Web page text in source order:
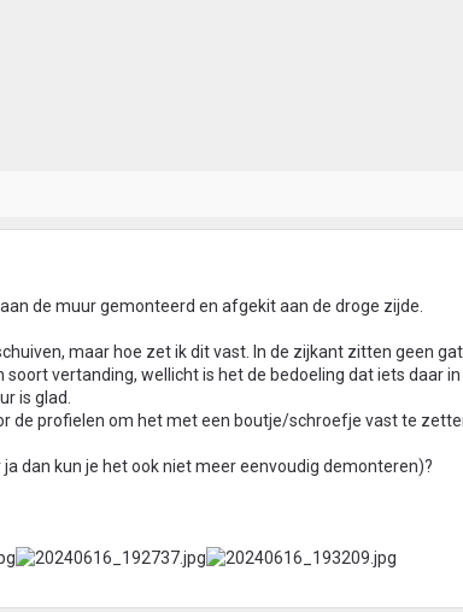
de muur gemonteerd en afgekit aan de droge zijde.
maar hoe zet ik dit vast. In de zijkant zitten geen
vertanding, wellicht is het de bedoeling dat iets daar
is glad.
de profielen om het met een boutje/schroefje vast te
dan kun je het ook niet meer eenvoudig demonteren)?